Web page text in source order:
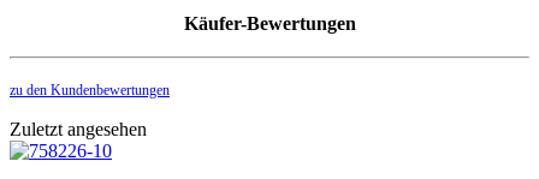
Käufer-Bewertungen
zu den Kundenbewertungen
Zuletzt angesehen